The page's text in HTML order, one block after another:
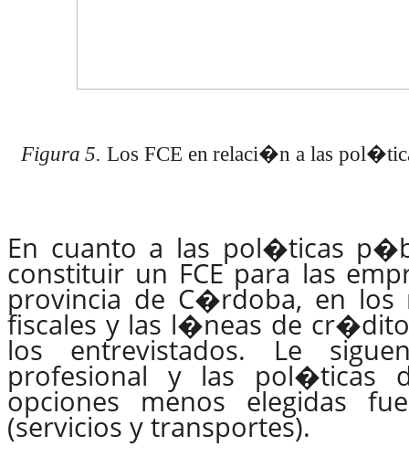
Figura 5. Los FCE en relaci�n a las
En cuanto a las pol�ticas
constituir un FCE para las
provincia de C�rdoba, en los
fiscales y las l�neas de
los entrevistados. Le
profesional y las pol�ticas
opciones menos elegidas
(servicios y transportes).